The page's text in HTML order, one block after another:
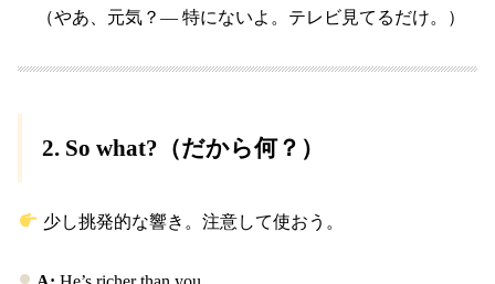
（やあ、元気？― 特にないよ。テレビ見てるだけ。）
2. So what? （だから何？）
少し挑発的な響き。注意して使おう。